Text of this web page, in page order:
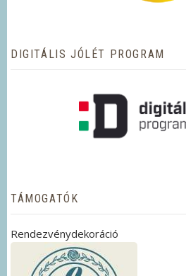
DIGITÁLIS JÓLÉT PROGRAM
TÁMOGATÓK
Rendezvénydekoráció